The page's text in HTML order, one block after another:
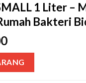
1 Liter –
Bakteri